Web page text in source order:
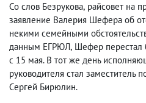
Со слов Безрукова, райсовет на
заявление Валерия Шефера об
некими семейными
данным ЕГРЮЛ, Шефер перестал
с 15 мая. В тот же день
руководителя стал заместитель
Сергей Бирюлин.